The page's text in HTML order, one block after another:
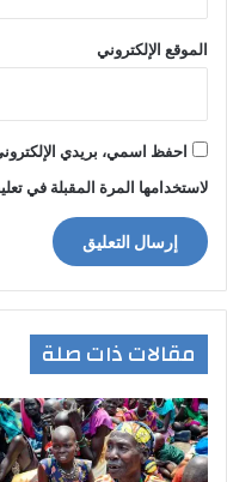
الموقع الإلكتروني
احفظ اسمي، بريدي
لاستخدامها المرة المقبلة في
مقالات ذات صلة